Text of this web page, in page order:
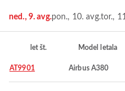
ned., 9. avg.pon., 10. avg.tor.,
let št. Model letala
AT9901 Airbus A380